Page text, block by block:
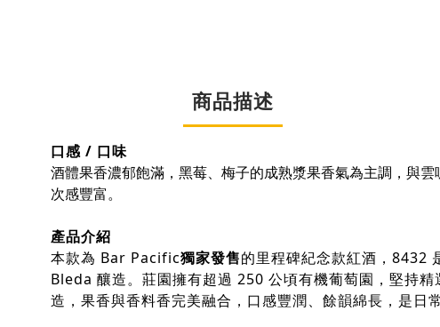
商品描述
口感 / 口味
酒體果香濃郁飽滿，黑莓、梅子的成熟漿果香氣為主調，與
次感豐富。
產品介紹
本款為 Bar Pacific獨家發售的里程碑紀念款紅酒，8432
Bleda 釀造。莊園擁有超過 250 公頃有機葡萄園，堅持
造，果香與香料香完美融合，口感豐潤、餘韻綿長，是日